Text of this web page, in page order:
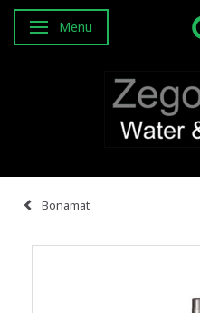
Attiva/disattiva navigazione
Menu
Bonamat